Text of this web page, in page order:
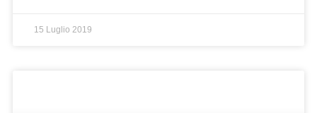
15 Luglio 2019